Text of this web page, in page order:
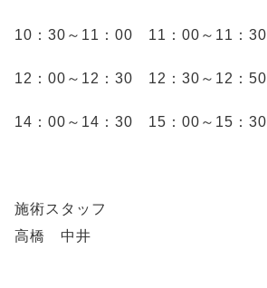
10：30～11：00 11：00～11：30
12：00～12：30 12：30～12：50
14：00～14：30 15：00～15：30
施術スタッフ
高橋 中井